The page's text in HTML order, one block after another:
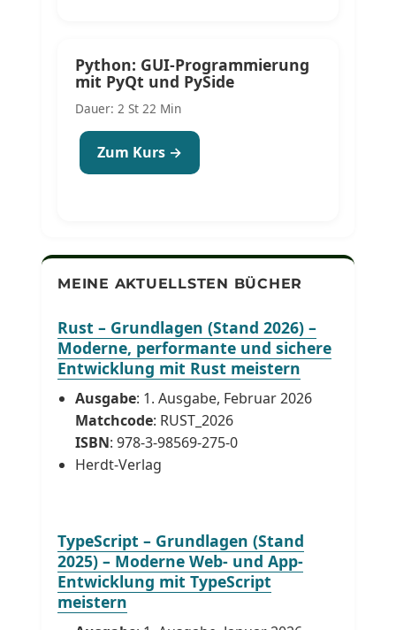
Python: GUI-Programmierung
mit PyQt und PySide
Dauer: 2 St 22 Min
Zum Kurs →
MEINE AKTUELLSTEN BÜCHER
Rust – Grundlagen (Stand 2026) –
Moderne, performante und sichere
Entwicklung mit Rust meistern
Ausgabe: 1. Ausgabe, Februar 2026
Matchcode: RUST_2026
ISBN: 978-3-98569-275-0
Herdt-Verlag
TypeScript – Grundlagen (Stand
2025) – Moderne Web- und App-
Entwicklung mit TypeScript
meistern